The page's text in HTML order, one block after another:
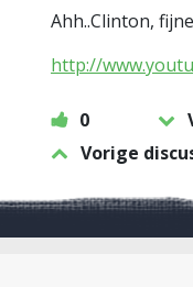
Ahh..Clinton,
http://
0
Vorige